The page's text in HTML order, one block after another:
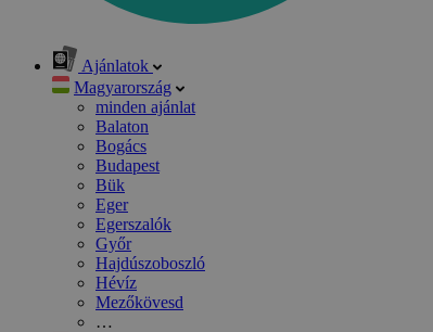
Ajánlatok
Magyarország
minden ajánlat
Balaton
Bogács
Budapest
Bük
Eger
Egerszalók
Győr
Hajdúszoboszló
Hévíz
Mezőkövesd
…